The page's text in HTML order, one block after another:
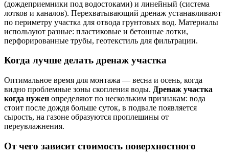
(дождеприемники под водостоками) и линейный (система
лотков и каналов). Перехватывающий дренаж устанавливают
по периметру участка для отвода грунтовых вод. Материалы
используют разные: пластиковые и бетонные лотки,
перфорированные трубы, геотекстиль для фильтрации.
Когда лучше делать дренаж участка
Оптимальное время для монтажа — весна и осень, когда
видно проблемные зоны скопления воды. Дренаж участка
когда нужен определяют по нескольким признакам: вода
стоит после дождя больше суток, в подвале появляется
сырость, на газоне образуются проплешины от
переувлажнения.
От чего зависит стоимость поверхностного